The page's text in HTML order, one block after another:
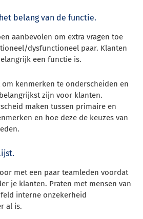
belang van de functie.
aanbevolen om extra vragen toe
dysfunctioneel paar. Klanten
een functie is.
kenmerken te onderscheiden en
zijn voor klanten.
maken tussen primaire en
en hoe deze de keuzes van
met een paar teamleden voordat
je klanten. Praten met mensen van
interne onzekerheid
al is.